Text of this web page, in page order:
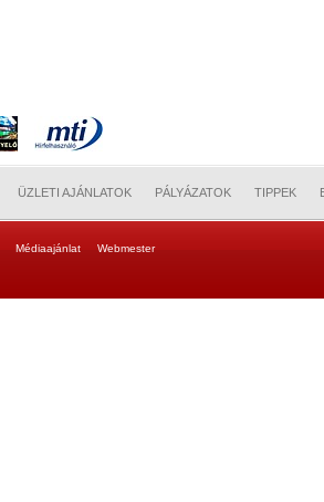
ÜZLETI AJÁNLATOK PÁLYÁZATOK TIPPEK
Médiaajánlat Webmester